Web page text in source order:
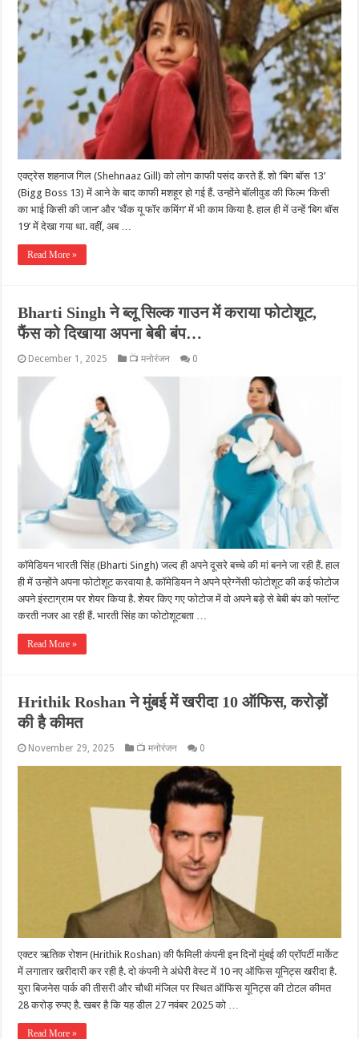
एक्ट्रेस शहनाज गिल (Shehnaaz Gill) को लोग काफी पसंद करते हैं. शो ‘बिग बॉस 13’
(Bigg Boss 13) में आने के बाद काफी मशहूर हो गई हैं. उन्होंने बॉलीवुड की फिल्म ‘किसी
का भाई किसी की जान’ और ‘थैंक यू फॉर कमिंग’ में भी काम किया है. हाल ही में उन्हें ‘बिग बॉस
19’ में देखा गया था. वहीं, अब …
Read More »
Bharti Singh ने ब्लू सिल्क गाउन में कराया फोटोशूट,
फैंस को दिखाया अपना बेबी बंप…
December 1, 2025 📺 मनोरंजन 0
कॉमेडियन भारती सिंह (Bharti Singh) जल्द ही अपने दूसरे बच्चे की मां बनने जा रही हैं. हाल
ही में उन्होंने अपना फोटोशूट करवाया है. कॉमेडियन ने अपने प्रेग्नेंसी फोटोशूट की कई फोटोज
अपने इंस्टाग्राम पर शेयर किया है. शेयर किए गए फोटोज में वो अपने बड़े से बेबी बंप को फ्लॉन्ट
करती नजर आ रही हैं. भारती सिंह का फोटोशूटबता …
Read More »
Hrithik Roshan ने मुंबई में खरीदा 10 ऑफिस, करोड़ों
की है कीमत
November 29, 2025 📺 मनोरंजन 0
एक्टर ऋतिक रोशन (Hrithik Roshan) की फैमिली कंपनी इन दिनों मुंबई की प्रॉपर्टी मार्केट
में लगातार खरीदारी कर रही है. दो कंपनी ने अंधेरी वेस्ट में 10 नए ऑफिस यूनिट्स खरीदा है.
युरा बिजनेस पार्क की तीसरी और चौथी मंजिल पर स्थित ऑफिस यूनिट्स की टोटल कीमत
28 करोड़ रुपए है. खबर है कि यह डील 27 नवंबर 2025 को …
Read More »